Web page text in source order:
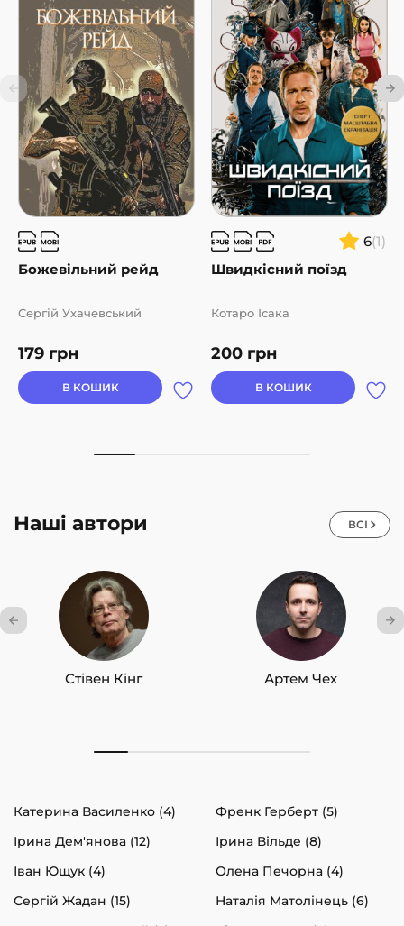
Божевільний рейд
179 грн
Сергій Ухачевський
В КОШИК
6(1)
Швидкісний поїзд
200 грн
Котаро Ісака
В КОШИК
Наші автори ВСІ
Стівен Кінг Артем Чех
Катерина Василенко (4)
Френк Герберт (5)
Ірина Дем'янова (12)
Ірина Вільде (8)
Іван Ющук (4)
Олена Печорна (4)
Сергій Жадан (15)
Наталія Матолінець (6)